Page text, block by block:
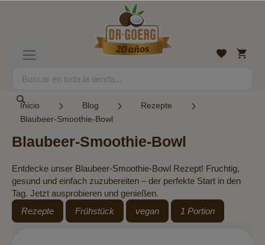
Search
Lista
Mi
cesta
Inicio Blog
Rezepte
Blaubeer-Smoothie-Bowl
Blaubeer-Smoothie-Bowl
Entdecke unser Blaubeer-Smoothie-Bowl Rezept! Fruchtig,
gesund und einfach zuzubereiten – der perfekte Start in den
Tag. Jetzt ausprobieren und genießen.
Rezepte
Frühstück vegan 1 Portion